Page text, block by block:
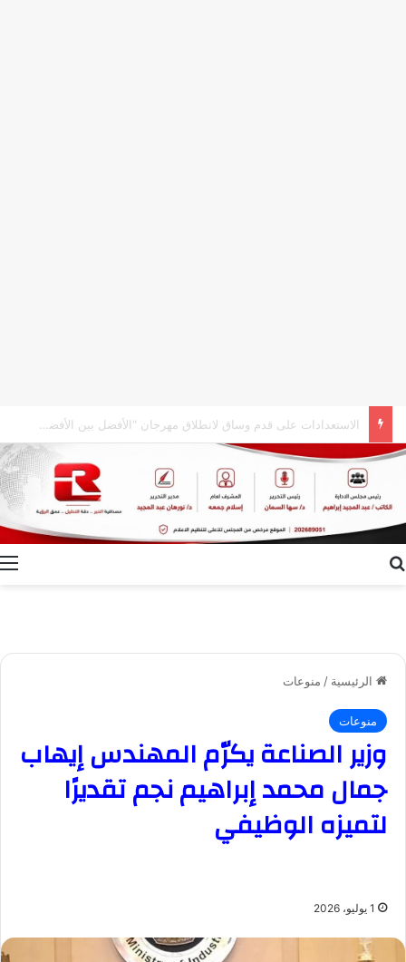
الرئيسية / منوعات
منوعات
وزير الصناعة يكرّم المهندس إيهاب
جمال محمد إبراهيم نجم تقديرًا
لتميزه الوظيفي
1 يوليو، 2026